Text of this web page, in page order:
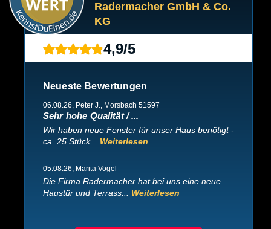
Radermacher GmbH & Co.
KG
4,9/5
Neueste Bewertungen
06.08.26, Peter J., Morsbach 51597
Sehr hohe Qualität / ...
Wir haben neue Fenster für unser Haus benötigt -
ca. 25 Stück... Weiterlesen
05.08.26, Marita Vogel
Die Firma Radermacher hat bei uns eine neue
Haustür und Terrass... Weiterlesen